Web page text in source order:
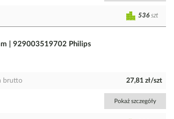
536 szt
| 929003519702 Philips
brutto 27,81 zł/szt
Pokaż szczegóły